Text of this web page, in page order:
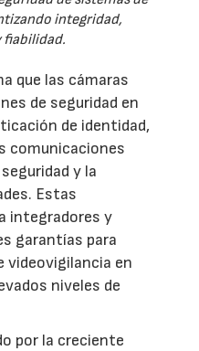
integridad,
fiabilidad.
que las cámaras
de seguridad en
de identidad,
comunicaciones
y la
Estas
integradores y
garantías para
videovigilancia en
niveles de
por la creciente